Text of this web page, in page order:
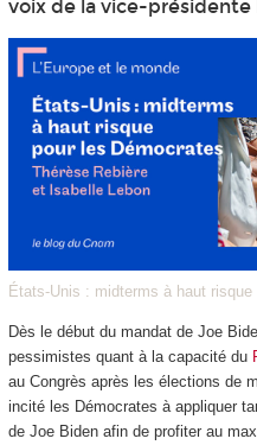
voix de la vice-présidente
États-Unis : midterms à haut
Dès le début du mandat de Joe
pessimistes quant à la capacité du
au Congrès après les élections de
incité les Démocrates à appliquer
de Joe Biden afin de profiter au